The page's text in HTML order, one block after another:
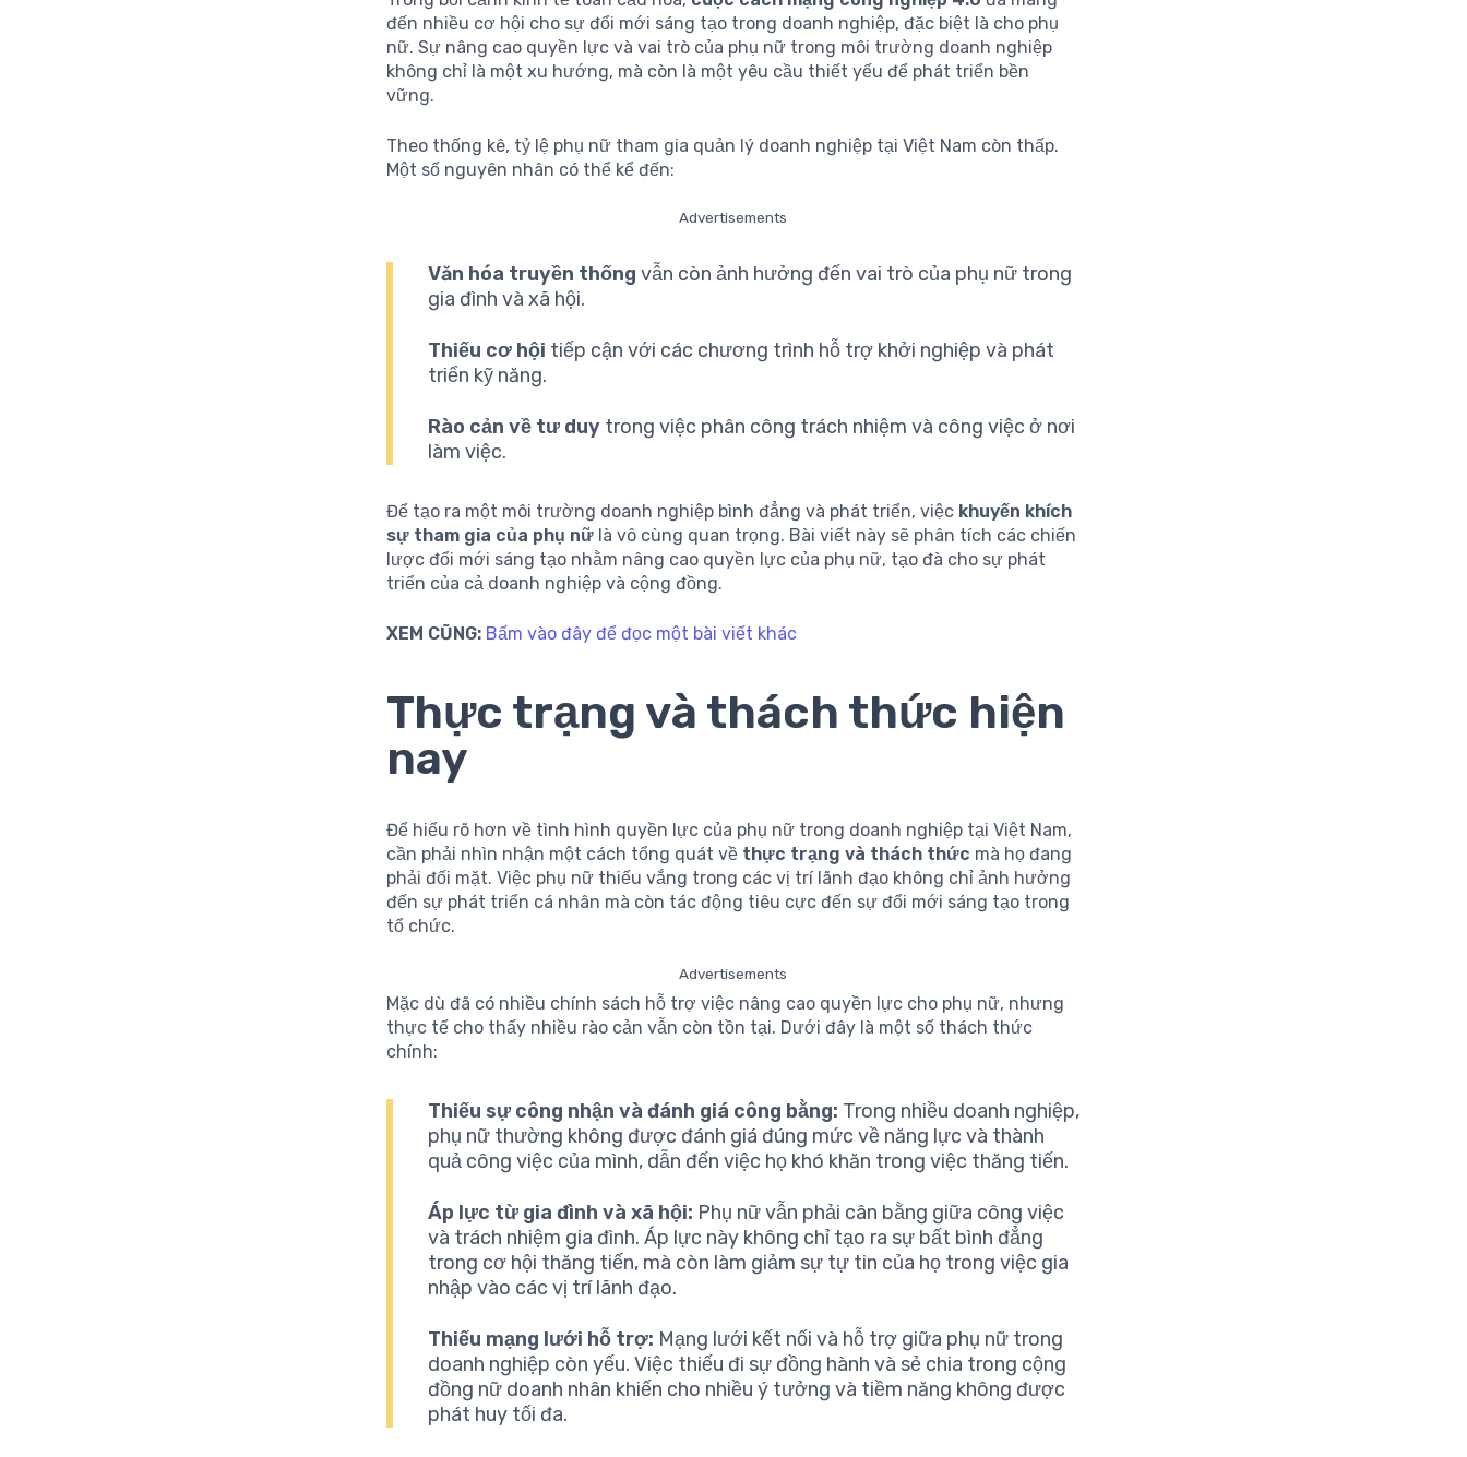
đến nhiều cơ hội cho sự đổi mới sáng tạo trong doanh nghiệp, đặc biệt là cho phụ
nữ. Sự nâng cao quyền lực và vai trò của phụ nữ trong môi trường doanh nghiệp
không chỉ là một xu hướng, mà còn là một yêu cầu thiết yếu để phát triển bền
vững.
Theo thống kê, tỷ lệ phụ nữ tham gia quản lý doanh nghiệp tại Việt Nam còn thấp.
Một số nguyên nhân có thể kể đến:
Advertisements
Văn hóa truyền thống vẫn còn ảnh hưởng đến vai trò của phụ nữ trong
gia đình và xã hội.
Thiếu cơ hội tiếp cận với các chương trình hỗ trợ khởi nghiệp và phát
triển kỹ năng.
Rào cản về tư duy trong việc phân công trách nhiệm và công việc ở nơi
làm việc.
Để tạo ra một môi trường doanh nghiệp bình đẳng và phát triển, việc khuyến khích
sự tham gia của phụ nữ là vô cùng quan trọng. Bài viết này sẽ phân tích các chiến
lược đổi mới sáng tạo nhằm nâng cao quyền lực của phụ nữ, tạo đà cho sự phát
triển của cả doanh nghiệp và cộng đồng.
XEM CŨNG: Bấm vào đây để đọc một bài viết khác
Thực trạng và thách thức hiện
nay
Để hiểu rõ hơn về tình hình quyền lực của phụ nữ trong doanh nghiệp tại Việt Nam,
cần phải nhìn nhận một cách tổng quát về thực trạng và thách thức mà họ đang
phải đối mặt. Việc phụ nữ thiếu vắng trong các vị trí lãnh đạo không chỉ ảnh hưởng
đến sự phát triển cá nhân mà còn tác động tiêu cực đến sự đổi mới sáng tạo trong
tổ chức.
Advertisements
Mặc dù đã có nhiều chính sách hỗ trợ việc nâng cao quyền lực cho phụ nữ, nhưng
thực tế cho thấy nhiều rào cản vẫn còn tồn tại. Dưới đây là một số thách thức
chính:
Thiếu sự công nhận và đánh giá công bằng: Trong nhiều doanh nghiệp,
phụ nữ thường không được đánh giá đúng mức về năng lực và thành
quả công việc của mình, dẫn đến việc họ khó khăn trong việc thăng tiến.
Áp lực từ gia đình và xã hội: Phụ nữ vẫn phải cân bằng giữa công việc
và trách nhiệm gia đình. Áp lực này không chỉ tạo ra sự bất bình đẳng
trong cơ hội thăng tiến, mà còn làm giảm sự tự tin của họ trong việc gia
nhập vào các vị trí lãnh đạo.
Thiếu mạng lưới hỗ trợ: Mạng lưới kết nối và hỗ trợ giữa phụ nữ trong
doanh nghiệp còn yếu. Việc thiếu đi sự đồng hành và sẻ chia trong cộng
đồng nữ doanh nhân khiến cho nhiều ý tưởng và tiềm năng không được
phát huy tối đa.